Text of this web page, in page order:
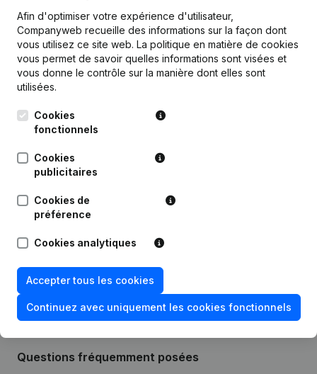
Capitaux propres €126 794 €121 211 €
Marge brute €31 804 €38 590 €68 190 €
30-01-2023
Rubrique Constitution (Nouvelle
Succursale, etc...)
Questions fréquemment posées
Afin d'optimiser votre expérience d'utilisateur,
Companyweb recueille des informations sur la façon dont
vous utilisez ce site web. La politique en matière de cookies
vous permet de savoir quelles informations sont visées et
vous donne le contrôle sur la manière dont elles sont
utilisées.
Cookies
fonctionnels
Cookies
publicitaires
Cookies de
préférence
Cookies analytiques
Accepter tous les cookies
Continuez avec uniquement les cookies fonctionnels